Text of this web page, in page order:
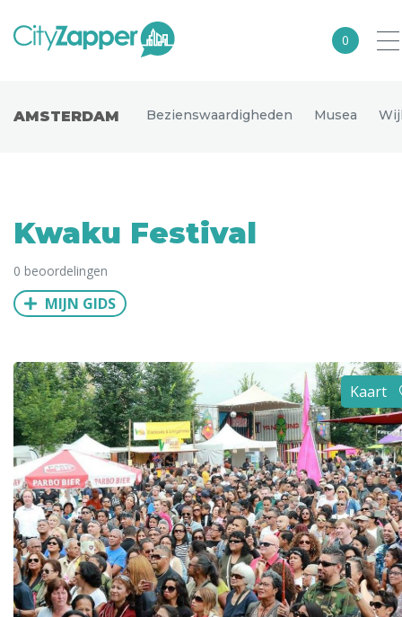
0
Europa
Noord-Amerika
Azië
Uitgelichte bestemmingen
Alle steden
Phoenix
AMSTERDAM Bezienswaardigheden Musea
Kwaku Festival
0 beoordelingen
MIJN GIDS
Kaart